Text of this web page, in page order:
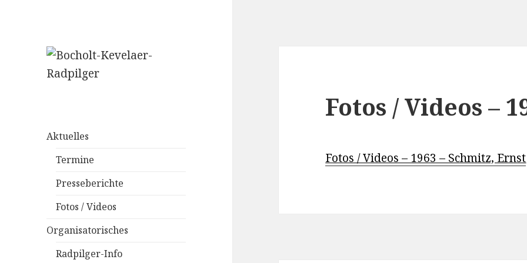
Aktuelles
Termine
Presseberichte
Fotos / Videos
Organisatorisches
Radpilger-Info
Fotos / Videos –
Fotos / Videos – 1963 – Schmitz, Ernst